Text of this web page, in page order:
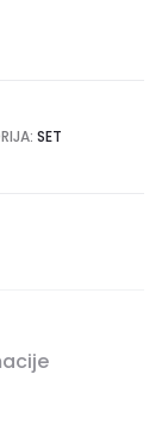
SET